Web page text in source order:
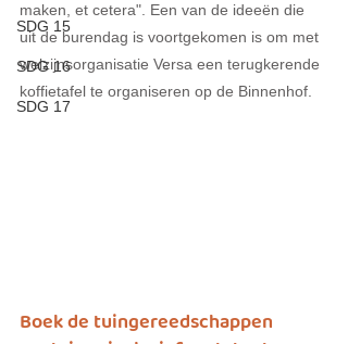
SDG 15
SDG 16
SDG 17
maken, et cetera". Een van de ideeën die
uit de burendag is voortgekomen is om met
welzijnsorganisatie Versa een terugkerende
koffietafel te organiseren op de Binnenhof.
Boek de tuingereedschappen